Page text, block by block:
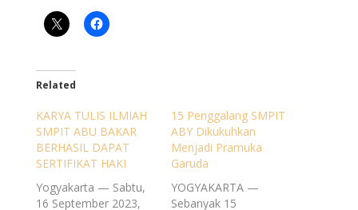
Related
KARYA TULIS ILMIAH
SMPIT ABU BAKAR
BERHASIL DAPAT
SERTIFIKAT HAKI
Yogyakarta — Sabtu,
16 September 2023,
15 Penggalang SMPIT
ABY Dikukuhkan
Menjadi Pramuka
Garuda
YOGYAKARTA —
Sebanyak 15